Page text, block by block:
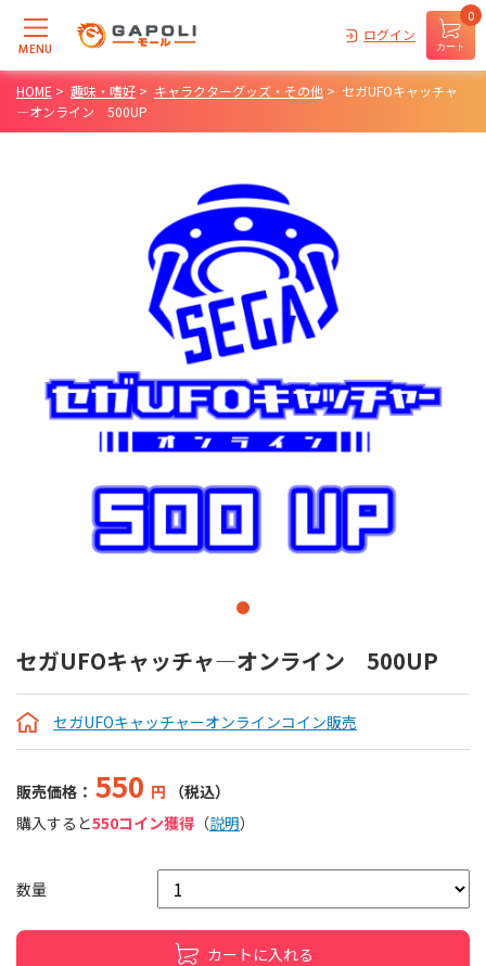
MENU
ログイン
カート
0
HOME > 趣味・嗜好 > キャラクターグッズ・その他 > セガUFOキャッチャ
―オンライン 500UP
セガUFOキャッチャ―オンライン 500UP
セガUFOキャッチャーオンラインコイン販売
販売価格： 550 円
（税込）
購入すると550コイン獲得 （説明）
数量
カートに入れる